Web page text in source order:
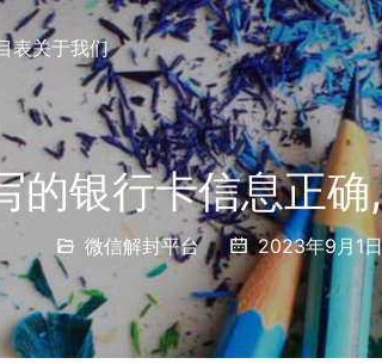
表关于我们
的银行卡信息正
微信解封平台 2023年9月1